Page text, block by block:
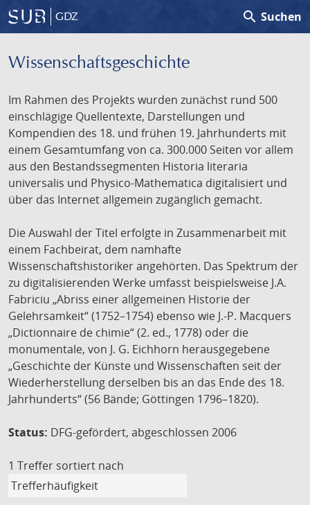
GDZ search Suchen
Wissenschafts­geschichte
Im Rahmen des Projekts wurden zunächst rund 500
einschlägige Quellentexte, Darstellungen und
Kompendien des 18. und frühen 19. Jahrhunderts mit
einem Gesamtumfang von ca. 300.000 Seiten vor allem
aus den Bestandssegmenten Historia literaria
universalis und Physico-Mathematica digitalisiert und
über das Internet allgemein zugänglich gemacht.
Die Auswahl der Titel erfolgte in Zusammenarbeit mit
einem Fachbeirat, dem namhafte
Wissenschaftshistoriker angehörten. Das Spektrum der
zu digitalisierenden Werke umfasst beispielsweise J.A.
Fabriciu „Abriss einer allgemeinen Historie der
Gelehrsamkeit“ (1752–1754) ebenso wie J.-P. Macquers
„Dictionnaire de chimie“ (2. ed., 1778) oder die
monumentale, von J. G. Eichhorn herausgegebene
„Geschichte der Künste und Wissenschaften seit der
Wiederherstellung derselben bis an das Ende des 18.
Jahrhunderts“ (56 Bände; Göttingen 1796–1820).
Status: DFG-gefördert, abgeschlossen 2006
1 Treffer sortiert nach